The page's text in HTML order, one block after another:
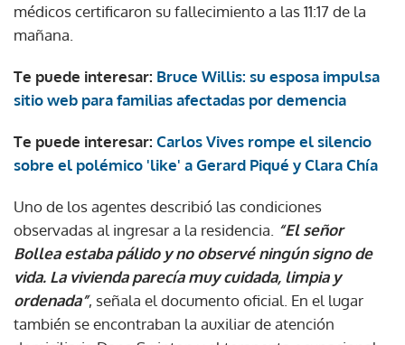
médicos certificaron su fallecimiento a las 11:17 de la
mañana.
Te puede interesar: Bruce Willis: su esposa impulsa
sitio web para familias afectadas por demencia
Te puede interesar: Carlos Vives rompe el silencio
sobre el polémico 'like' a Gerard Piqué y Clara Chía
Uno de los agentes describió las condiciones
observadas al ingresar a la residencia. “El señor
Bollea estaba pálido y no observé ningún signo de
vida. La vivienda parecía muy cuidada, limpia y
ordenada”, señala el documento oficial. En el lugar
también se encontraban la auxiliar de atención